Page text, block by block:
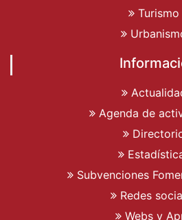
Turismo
Agenda de
Subvenciones
Redes
Webs y